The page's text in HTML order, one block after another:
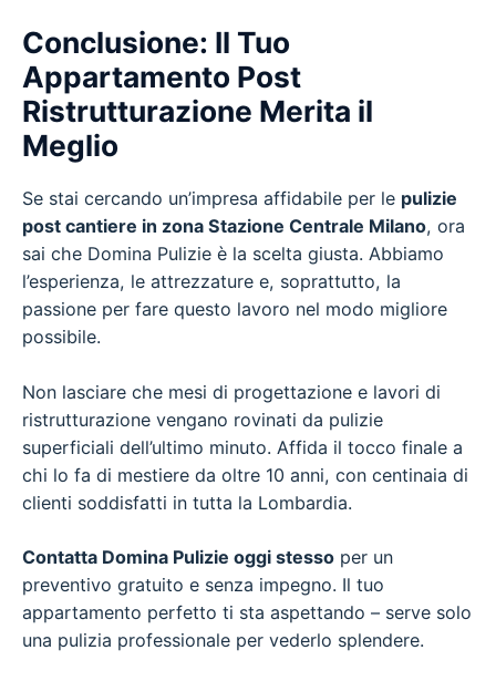
Conclusione: Il Tuo
Appartamento Post
Ristrutturazione Merita il
Meglio
Se stai cercando un’impresa affidabile per le pulizie
post cantiere in zona Stazione Centrale Milano, ora
sai che Domina Pulizie è la scelta giusta. Abbiamo
l’esperienza, le attrezzature e, soprattutto, la
passione per fare questo lavoro nel modo migliore
possibile.
Non lasciare che mesi di progettazione e lavori di
ristrutturazione vengano rovinati da pulizie
superficiali dell’ultimo minuto. Affida il tocco finale a
chi lo fa di mestiere da oltre 10 anni, con centinaia di
clienti soddisfatti in tutta la Lombardia.
Contatta Domina Pulizie oggi stesso per un
preventivo gratuito e senza impegno. Il tuo
appartamento perfetto ti sta aspettando – serve solo
una pulizia professionale per vederlo splendere.